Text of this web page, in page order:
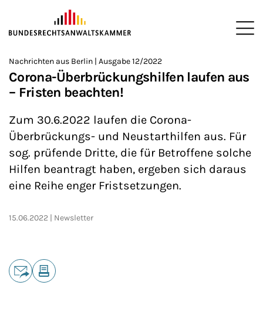
ZUM HAUPTINHALT SPRINGEN
Sie befinden sich hier:
>
Startseite
>
Newsroom
>
Newsletter
>
Nachrichten aus Berlin
Nachrichten aus Berlin | Ausgabe 12/2022
Corona-Überbrückungshilfen laufen aus
– Fristen beachten!
Zum 30.6.2022 laufen die Corona-
Überbrückungs- und Neustarthilfen aus. Für
sog. prüfende Dritte, die für Betroffene solche
Hilfen beantragt haben, ergeben sich daraus
eine Reihe enger Fristsetzungen.
15.06.2022 Newsletter
Teilen